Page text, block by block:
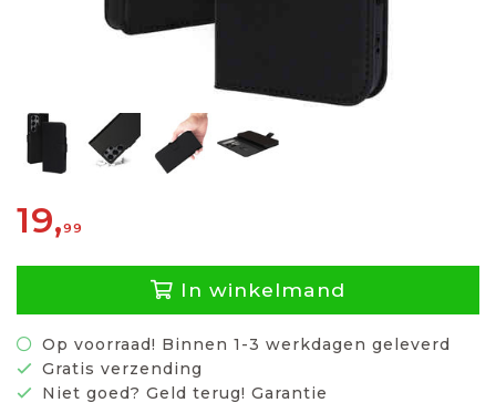
19,99
In winkelmand
Op voorraad! Binnen 1-3 werkdagen geleverd
Gratis verzending
Niet goed? Geld terug! Garantie